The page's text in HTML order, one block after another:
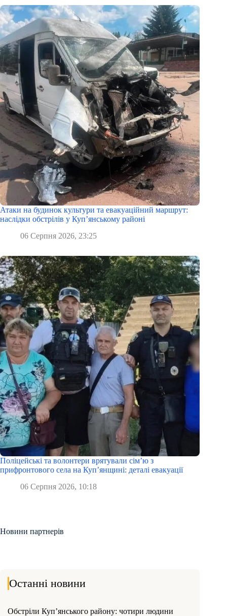
Атаки на будинок культури та евакуаційний маршрут:
наслідки обстрілів у Куп’янському районі
06 Серпня 2026, 23:25
Поліцейські та волонтери врятували сім’ю з
прифронтового села на Куп’янщині: деталі евакуації
06 Серпня 2026, 10:18
Новини партнерів
Останні новини
Обстріли Куп’янського району: чотири людини